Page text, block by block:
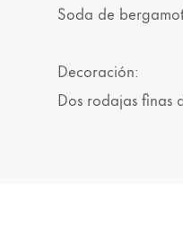
Soda de
Decoración:
Dos rodajas finas